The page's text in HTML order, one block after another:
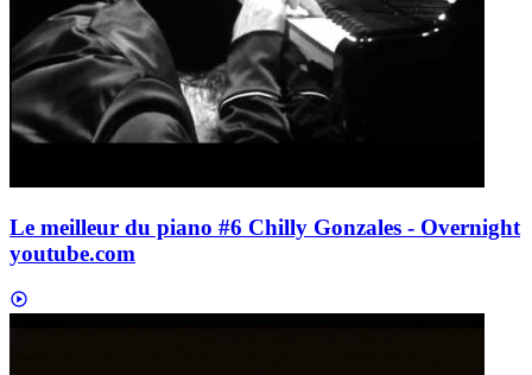
Le meilleur du piano #6 Chilly Gonzales - Overnight
youtube.com